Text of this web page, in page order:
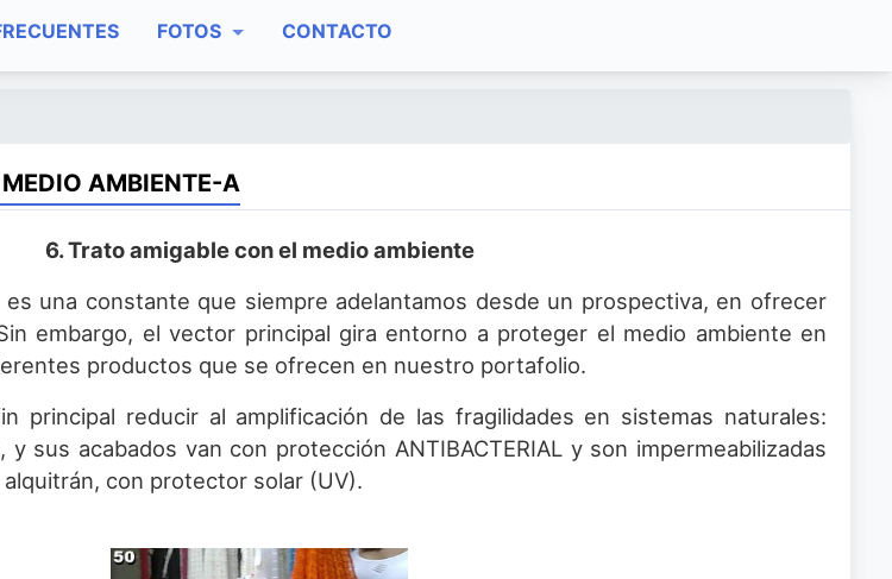
FOTOS CONTACTO
AMBIENTE-A
6. Trato amigable con el medio ambiente
una constante que siempre adelantamos desde un prospectiva, en ofrecer
embargo, el vector principal gira entorno a proteger el medio ambiente en
productos que se ofrecen en nuestro portafolio.
principal reducir al amplificación de las fragilidades en sistemas naturales:
sus acabados van con protección ANTIBACTERIAL y son impermeabilizadas
con protector solar (UV).